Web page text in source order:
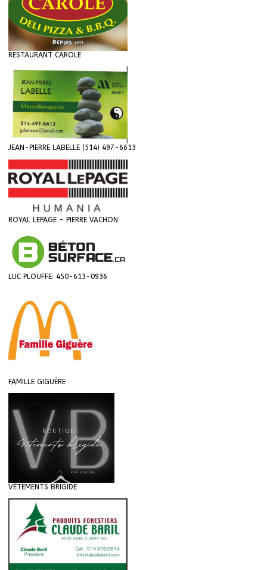
RESTAURANT CAROLE
JEAN-PIERRE LABELLE (514) 497-6613
ROYAL LEPAGE - PIERRE VACHON
LUC PLOUFFE: 450-613-0936
FAMILLE GIGUÈRE
VÊTEMENTS BRIGIDE